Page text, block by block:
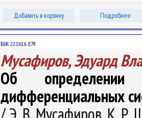
Добавить в корзину Подробнее
ББК 22.161.6 Е79
Мусафиров, Эдуард
Об определении
дифференциальных